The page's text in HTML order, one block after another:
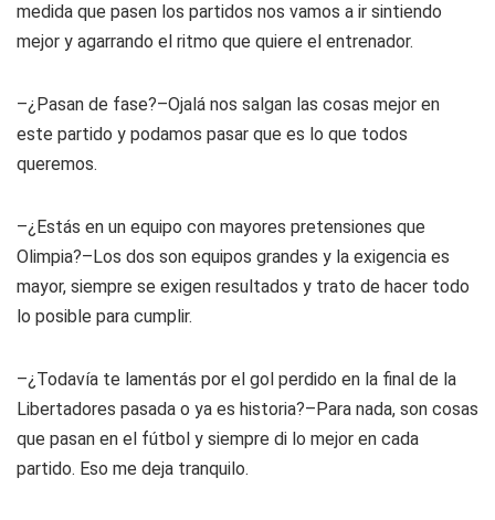
medida que pasen los partidos nos vamos a ir sintiendo
mejor y agarrando el ritmo que quiere el entrenador.
–¿Pasan de fase?–Ojalá nos salgan las cosas mejor en
este partido y podamos pasar que es lo que todos
queremos.
–¿Estás en un equipo con mayores pretensiones que
Olimpia?–Los dos son equipos grandes y la exigencia es
mayor, siempre se exigen resultados y trato de hacer todo
lo posible para cumplir.
–¿Todavía te lamentás por el gol perdido en la final de la
Libertadores pasada o ya es historia?–Para nada, son cosas
que pasan en el fútbol y siempre di lo mejor en cada
partido. Eso me deja tranquilo.